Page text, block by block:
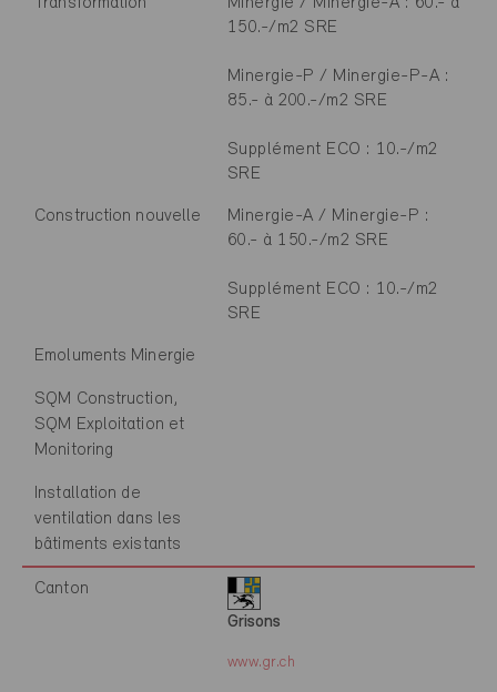
150.-/m2 SRE
Minergie-P / Minergie-P-A :
85.- à 200.-/m2 SRE
Supplément ECO : 10.-/m2
SRE
Construction nouvelle
Minergie-A / Minergie-P :
60.- à 150.-/m2 SRE
Supplément ECO : 10.-/m2
SRE
Emoluments Minergie
SQM Construction,
SQM Exploitation et
Monitoring
Installation de
ventilation dans les
bâtiments existants
Canton
Grisons
www.gr.ch